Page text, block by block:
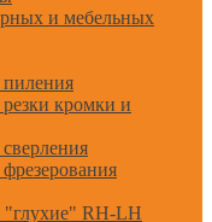
и мебельных
кромки и
"глухие" RH-LH